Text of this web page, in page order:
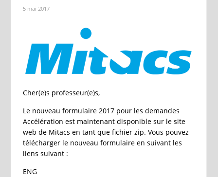
5 mai 2017
Cher(e)s professeur(e)s,
Le nouveau formulaire 2017 pour les demandes
Accélération est maintenant disponible sur le site
web de Mitacs en tant que fichier zip. Vous pouvez
télécharger le nouveau formulaire en suivant les
liens suivant :
ENG